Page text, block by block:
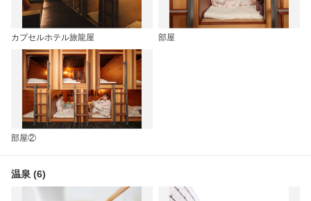
カプセルホテル旅龍屋 部屋
部屋②
温泉 (6)